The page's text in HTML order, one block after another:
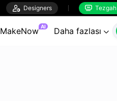
 Designers  Tezgah
MakeNow AI Daha fazlası 